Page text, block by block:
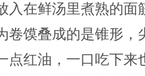
入在鲜汤里煮熟的面
卷馍叠成的是锥形，
点红油，一口吃下来